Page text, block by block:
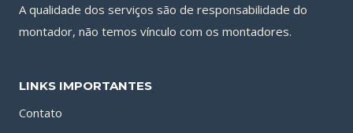
A qualidade dos serviços são de responsabilidade do
montador, não temos vínculo com os montadores.
LINKS IMPORTANTES
Contato